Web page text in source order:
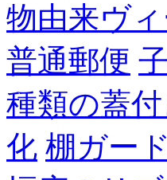
物由来ヴ
普通郵便
種類の蓋付
化 棚ガー